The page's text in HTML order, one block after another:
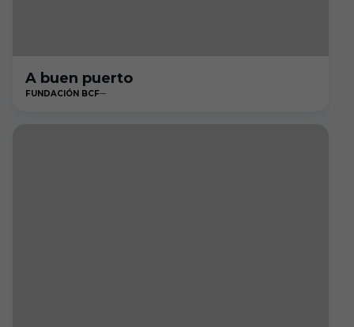
A buen puerto
FUNDACIÓN BCF